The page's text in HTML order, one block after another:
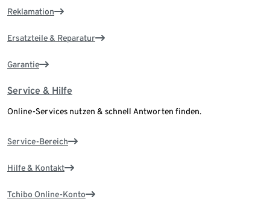
Reklamation
Ersatzteile & Reparatur
Garantie
Service & Hilfe
Online-Services nutzen & schnell Antworten finden.
Service-Bereich
Hilfe & Kontakt
Tchibo Online-Konto